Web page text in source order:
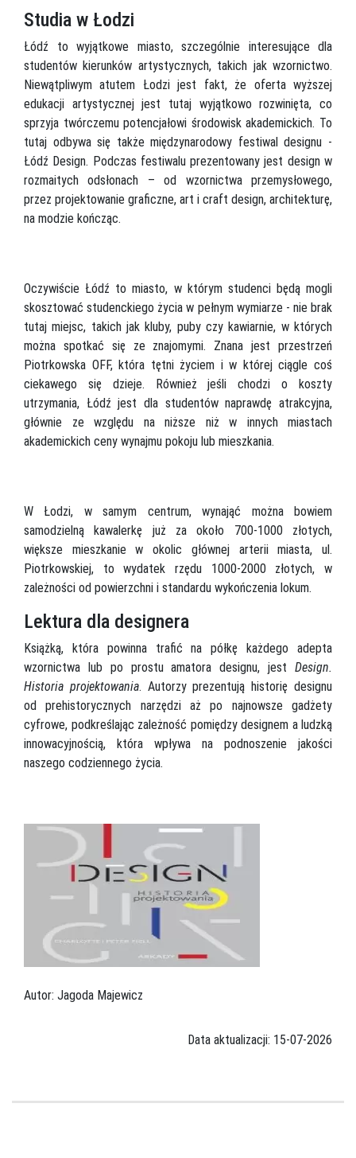
Studia w Łodzi
Łódź to wyjątkowe miasto, szczególnie interesujące dla
studentów kierunków artystycznych, takich jak wzornictwo.
Niewątpliwym atutem Łodzi jest fakt, że oferta wyższej
edukacji artystycznej jest tutaj wyjątkowo rozwinięta, co
sprzyja twórczemu potencjałowi środowisk akademickich. To
tutaj odbywa się także międzynarodowy festiwal designu -
Łódź Design. Podczas festiwalu prezentowany jest design w
rozmaitych odsłonach – od wzornictwa przemysłowego,
przez projektowanie graficzne, art i craft design, architekturę,
na modzie kończąc.
Oczywiście Łódź to miasto, w którym studenci będą mogli
skosztować studenckiego życia w pełnym wymiarze - nie brak
tutaj miejsc, takich jak kluby, puby czy kawiarnie, w których
można spotkać się ze znajomymi. Znana jest przestrzeń
Piotrkowska OFF, która tętni życiem i w której ciągle coś
ciekawego się dzieje. Również jeśli chodzi o koszty
utrzymania, Łódź jest dla studentów naprawdę atrakcyjna,
głównie ze względu na niższe niż w innych miastach
akademickich ceny wynajmu pokoju lub mieszkania.
W Łodzi, w samym centrum, wynająć można bowiem
samodzielną kawalerkę już za około 700-1000 złotych,
większe mieszkanie w okolic głównej arterii miasta, ul.
Piotrkowskiej, to wydatek rzędu 1000-2000 złotych, w
zależności od powierzchni i standardu wykończenia lokum.
Lektura dla designera
Książką, która powinna trafić na półkę każdego adepta
wzornictwa lub po prostu amatora designu, jest Design.
Historia projektowania. Autorzy prezentują historię designu
od prehistorycznych narzędzi aż po najnowsze gadżety
cyfrowe, podkreślając zależność pomiędzy designem a ludzką
innowacyjnością, która wpływa na podnoszenie jakości
naszego codziennego życia.
Autor: Jagoda Majewicz
Data aktualizacji: 15-07-2026